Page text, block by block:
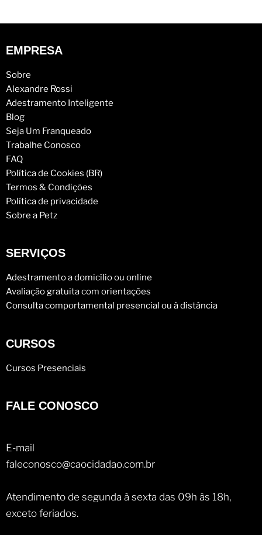
EMPRESA
Sobre
Alexandre Rossi
Adestramento Inteligente
Blog
Seja Um Franqueado
Trabalhe Conosco
FAQ
Política de Cookies (BR)
Termos & Condições
Política de privacidade
Sobre a Petz
SERVIÇOS
Adestramento a domicílio ou online
Avaliação gratuita com orientações
Consulta comportamental presencial ou à distância
CURSOS
Cursos Presenciais
FALE CONOSCO
E-mail
faleconosco@caocidadao.com.br
Atendimento de segunda à sexta das 09h às 18h,
exceto feriados.